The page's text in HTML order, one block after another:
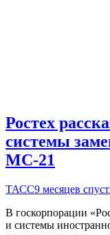
Ростех
системы
МС-21
ТАСС9 месяцев
В госкорпорации
и системы